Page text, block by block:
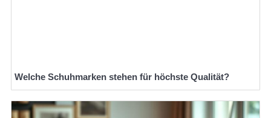
Welche Schuhmarken stehen für höchste Qualität?